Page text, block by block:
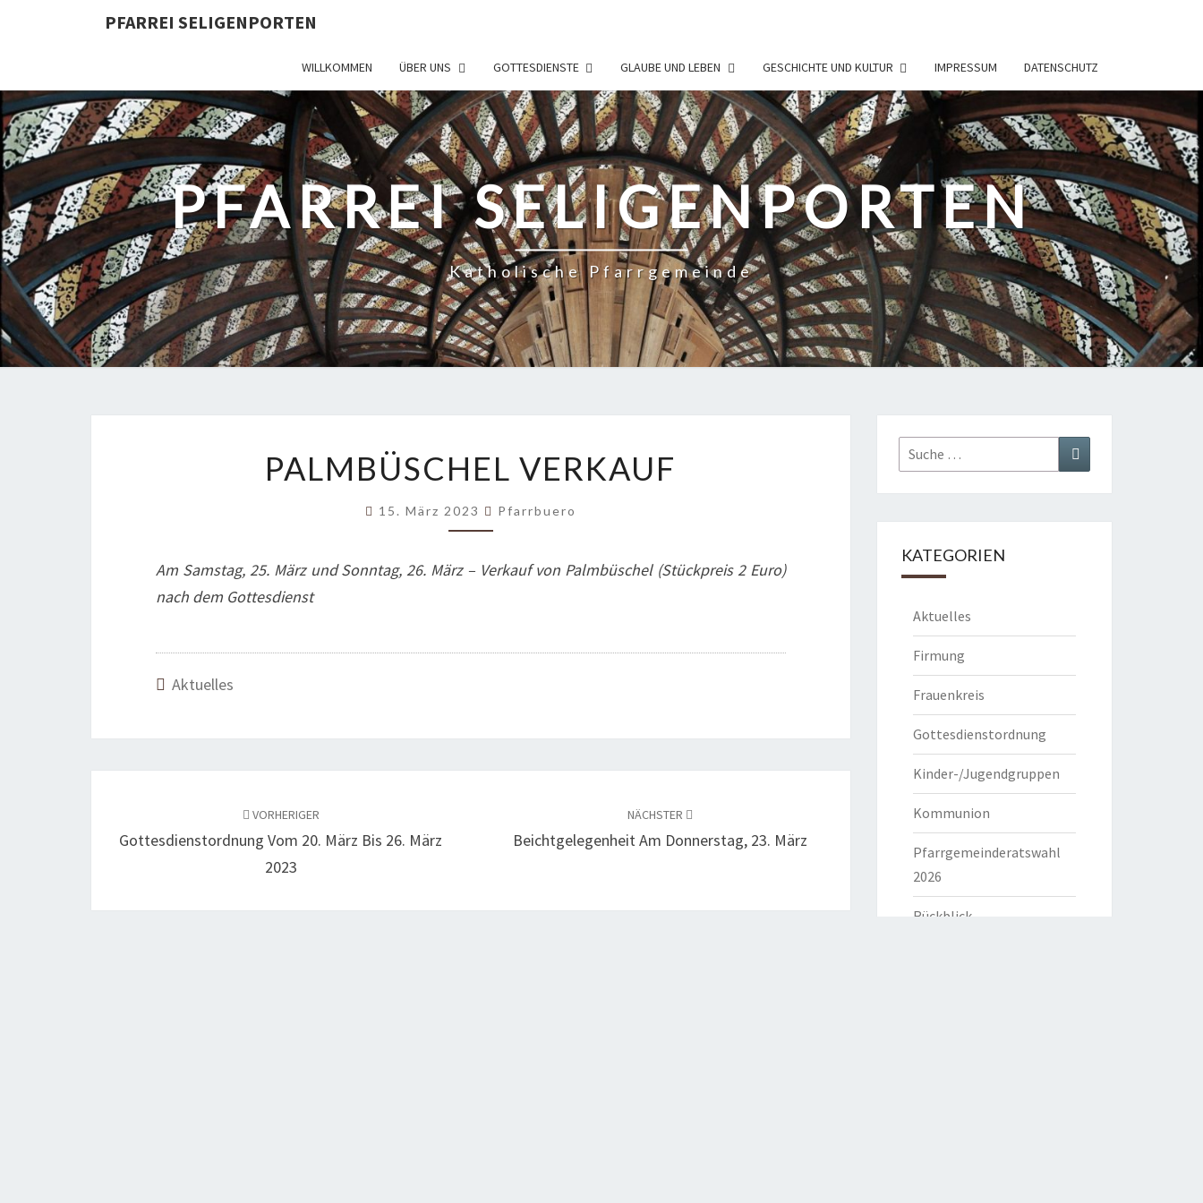
PFARREI SELIGENPORTEN
WILLKOMMEN ÜBER UNS GOTTESDIENSTE GLAUBE UND LEBEN GESCHICHTE UND KULTUR IMPRESSUM DATENSCHUTZ
PFARREI SELIGENPORTEN
Katholische Pfarrgemeinde
VERKAUF
PALMBÜSCHEL VERKAUF
15. März 2023 Pfarrbuero
Am Samstag, 25. März und Sonntag, 26. März – Verkauf von Palmbüschel (Stückpreis 2 Euro)
nach dem Gottesdienst
Aktuelles
VORHERIGER
Gottesdienstordnung Vom 20. März Bis 26. März
2023
NÄCHSTER
Beichtgelegenheit Am Donnerstag, 23. März
Suche
nach:
Suchen
KATEGORIEN
Aktuelles
Firmung
Frauenkreis
Gottesdienstordnung
Kinder-/Jugendgruppen
Kommunion
Pfarrgemeinderatswahl
2026
Rückblick